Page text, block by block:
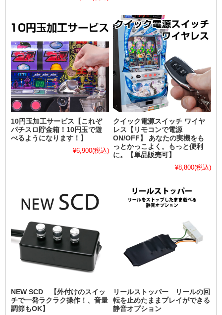
10円玉加工サービス【これぞ
パチスロ貯金箱！10円玉で遊
べるようになります！】
¥6,900(税込)
クイック電源スイッチ ワイヤ
レス【リモコンで電源
ON/OFF】 あなたの実機をも
っとかっこよく。もっと便利
に。【単品販売可】
¥8,800(税込)
NEW SCD 【外付けのスイッ
チで一発ラクラク操作！、音量
調節もOK】
リールストッパー リールの回
転を止めたままプレイができる
静音オプション